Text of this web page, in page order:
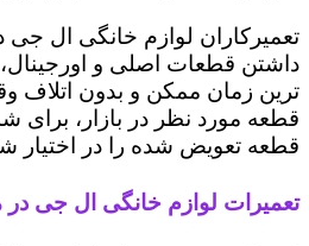
تعمیرکاران لوازم خانگی ال جی
داشتن قطعات اصلی و اورجینال،
ترین زمان ممکن و بدون اتلاف
قطعه مورد نظر در بازار، برای
قطعه تعویض شده را در اختیار
تعمیرات لوازم خانگی ال جی